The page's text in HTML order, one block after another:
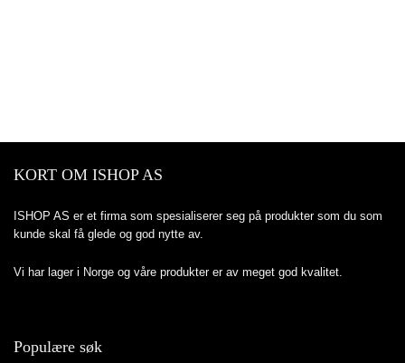
KORT OM ISHOP AS
ISHOP AS er et firma som spesialiserer seg på produkter som du som
kunde skal få glede og god nytte av.
Vi har lager i Norge og våre produkter er av meget god kvalitet.
Populære søk